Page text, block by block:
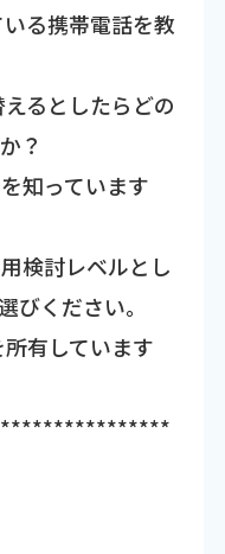
る携帯電話を教
るとしたらどの
？
知っています
検討レベルとし
びください。
有しています